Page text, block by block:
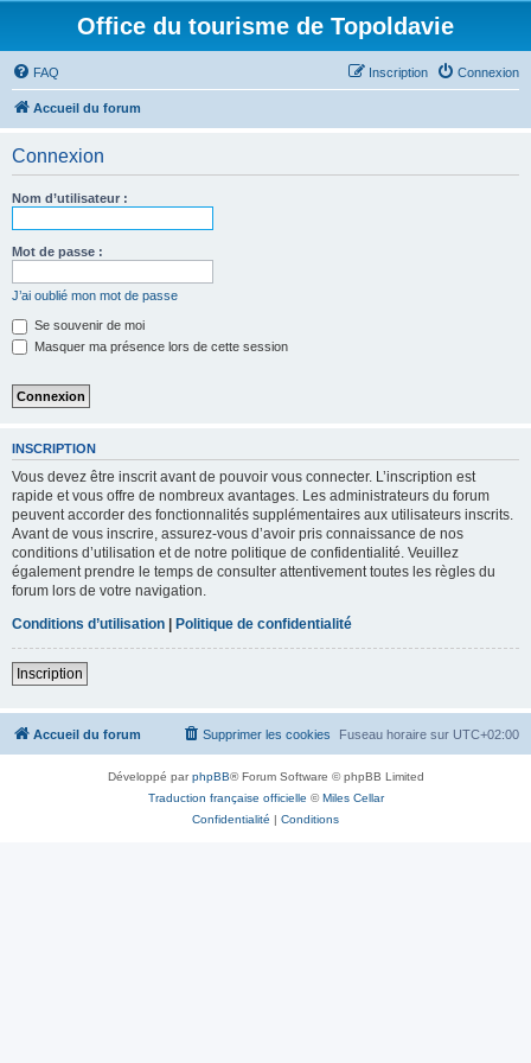
Office du tourisme de Topoldavie
FAQ Connexion
Inscription
Accueil du forum
Connexion
Nom d’utilisateur :
Mot de passe :
J’ai oublié mon mot de passe
Se souvenir de moi
Masquer ma présence lors de cette session
INSCRIPTION
Vous devez être inscrit avant de pouvoir vous connecter. L’inscription est
rapide et vous offre de nombreux avantages. Les administrateurs du forum
peuvent accorder des fonctionnalités supplémentaires aux utilisateurs inscrits.
Avant de vous inscrire, assurez-vous d’avoir pris connaissance de nos
conditions d’utilisation et de notre politique de confidentialité. Veuillez
également prendre le temps de consulter attentivement toutes les règles du
forum lors de votre navigation.
Conditions d’utilisation | Politique de confidentialité
Inscription
Accueil du forum Fuseau horaire sur UTC+02:00
Supprimer les cookies
Développé parphpBB® Forum Software © phpBB Limited
Traduction française officielle ©Miles Cellar
Confidentialité | Conditions